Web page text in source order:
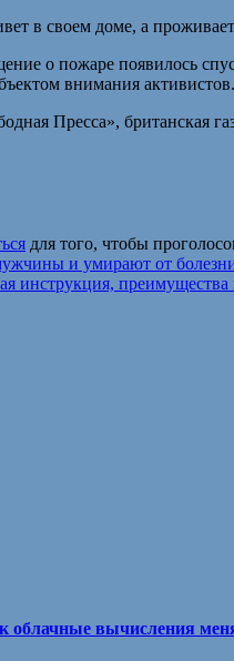
в своем доме, а
о пожаре появилось
внимания
Пресса», британская
для того, чтобы
и умирают от
инструкция, преимущества
облачные вычисления